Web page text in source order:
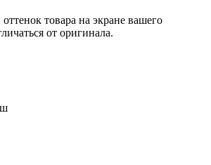
товара на экране вашего
от оригинала.